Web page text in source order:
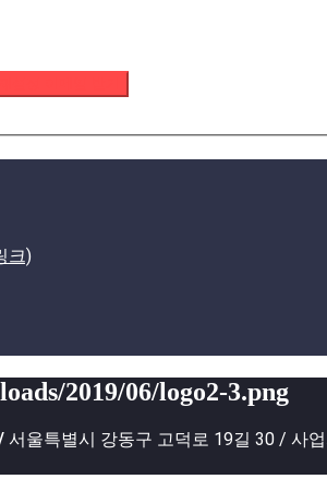
크)
2019/06/logo2-3.png
서울특별시 강동구 고덕로 19길 30 / 사